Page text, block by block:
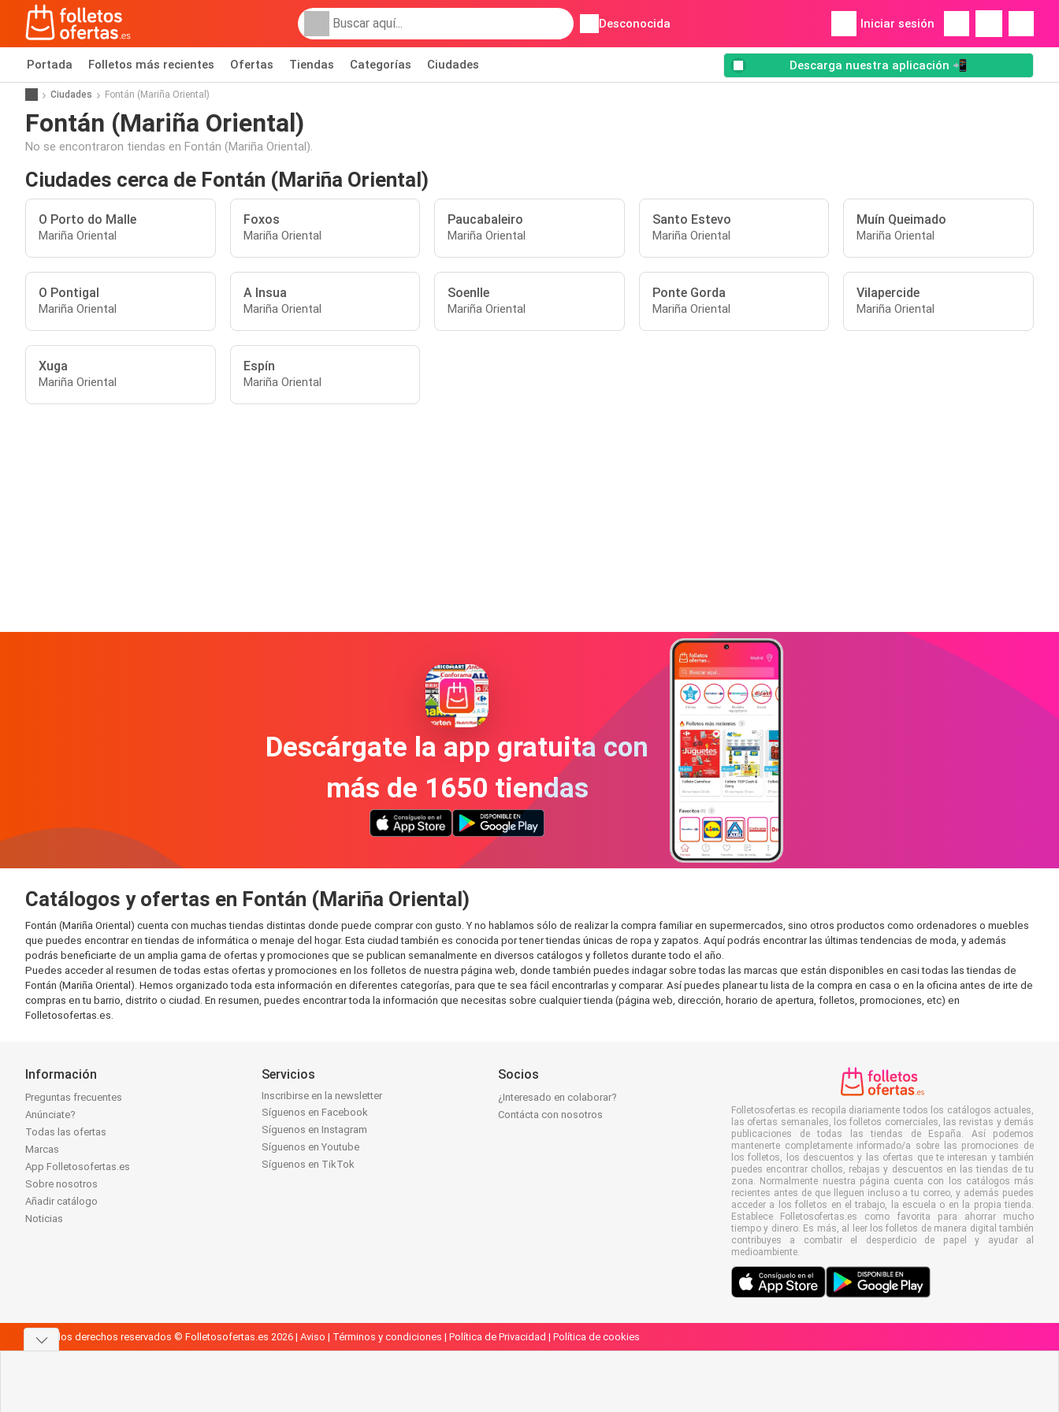
Desconocida Iniciar sesión
Portada Folletos más recientes Ofertas Tiendas Categorías Ciudades Descarga nuestra aplicación 📲
Ciudades Fontán (Mariña Oriental)
Fontán (Mariña Oriental)
No se encontraron tiendas en Fontán (Mariña Oriental).
Ciudades cerca de Fontán (Mariña Oriental)
O Porto do Malle
Mariña Oriental
Foxos
Mariña Oriental
Paucabaleiro
Mariña Oriental
Santo Estevo
Mariña Oriental
Muín Queimado
Mariña Oriental
O Pontigal
Mariña Oriental
A Insua
Mariña Oriental
Soenlle
Mariña Oriental
Ponte Gorda
Mariña Oriental
Vilapercide
Mariña Oriental
Xuga
Mariña Oriental
Espín
Mariña Oriental
Descárgate la app gratuita con
más de 1650 tiendas
Catálogos y ofertas en Fontán (Mariña Oriental)
Fontán (Mariña Oriental) cuenta con muchas tiendas distintas donde puede comprar con gusto. Y no hablamos sólo de realizar la compra familiar en supermercados, sino otros productos como ordenadores o muebles
que puedes encontrar en tiendas de informática o menaje del hogar. Esta ciudad también es conocida por tener tiendas únicas de ropa y zapatos. Aquí podrás encontrar las últimas tendencias de moda, y además
podrás beneficiarte de un amplia gama de ofertas y promociones que se publican semanalmente en diversos catálogos y folletos durante todo el año.
Puedes acceder al resumen de todas estas ofertas y promociones en los folletos de nuestra página web, donde también puedes indagar sobre todas las marcas que están disponibles en casi todas las tiendas de
Fontán (Mariña Oriental). Hemos organizado toda esta información en diferentes categorías, para que te sea fácil encontrarlas y comparar. Así puedes planear tu lista de la compra en casa o en la oficina antes de irte de
compras en tu barrio, distrito o ciudad. En resumen, puedes encontrar toda la información que necesitas sobre cualquier tienda (página web, dirección, horario de apertura, folletos, promociones, etc) en
Folletosofertas.es.
Información
Preguntas frecuentes
Anúnciate?
Todas las ofertas
Marcas
App Folletosofertas.es
Sobre nosotros
Añadir catálogo
Noticias
Servicios
Inscribirse en la newsletter
Síguenos en Facebook
Síguenos en Instagram
Síguenos en Youtube
Síguenos en TikTok
Socios
¿Interesado en colaborar?
Contácta con nosotros
Folletosofertas.es recopila diariamente todos los catálogos actuales,
las ofertas semanales, los folletos comerciales, las revistas y demás
publicaciones de todas las tiendas de España. Así podemos
mantenerte completamente informado/a sobre las promociones de
los folletos, los descuentos y las ofertas que te interesan y también
puedes encontrar chollos, rebajas y descuentos en las tiendas de tu
zona. Normalmente nuestra página cuenta con los catálogos más
recientes antes de que lleguen incluso a tu correo, y además puedes
acceder a los folletos en el trabajo, la escuela o en la propia tienda.
Establece Folletosofertas.es como favorita para ahorrar mucho
tiempo y dinero. Es más, al leer los folletos de manera digital también
contribuyes a combatir el desperdicio de papel y ayudar al
medioambiente.
Todos los derechos reservados © Folletosofertas.es 2026 | Aviso | Términos y condiciones | Política de Privacidad | Política de cookies